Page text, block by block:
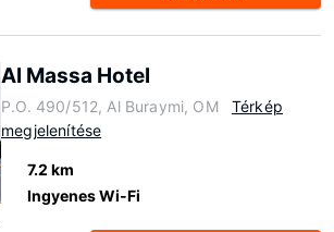
Al Massa Hotel
P.O. 490/512, Al Buraymi, OM
Térkép
megjelenítése
7.2 km
Ingyenes Wi-Fi